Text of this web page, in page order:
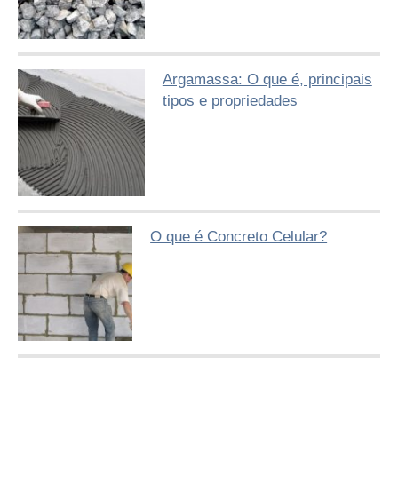
Argamassa: O que é, principais
tipos e propriedades
O que é Concreto Celular?